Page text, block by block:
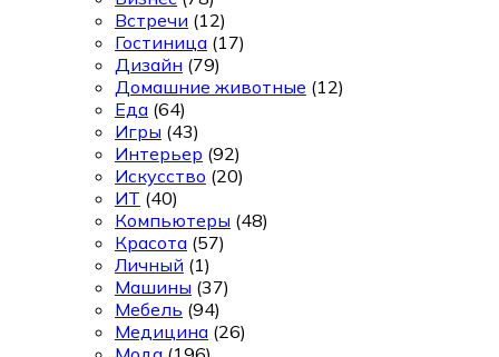
Встречи (12)
Гостиница (17)
Дизайн (79)
Домашние животные (12)
Еда (64)
Игры (43)
Интерьер (92)
Искусство (20)
ИТ (40)
Компьютеры (48)
Красота (57)
Личный (1)
Машины (37)
Мебель (94)
Медицина (26)